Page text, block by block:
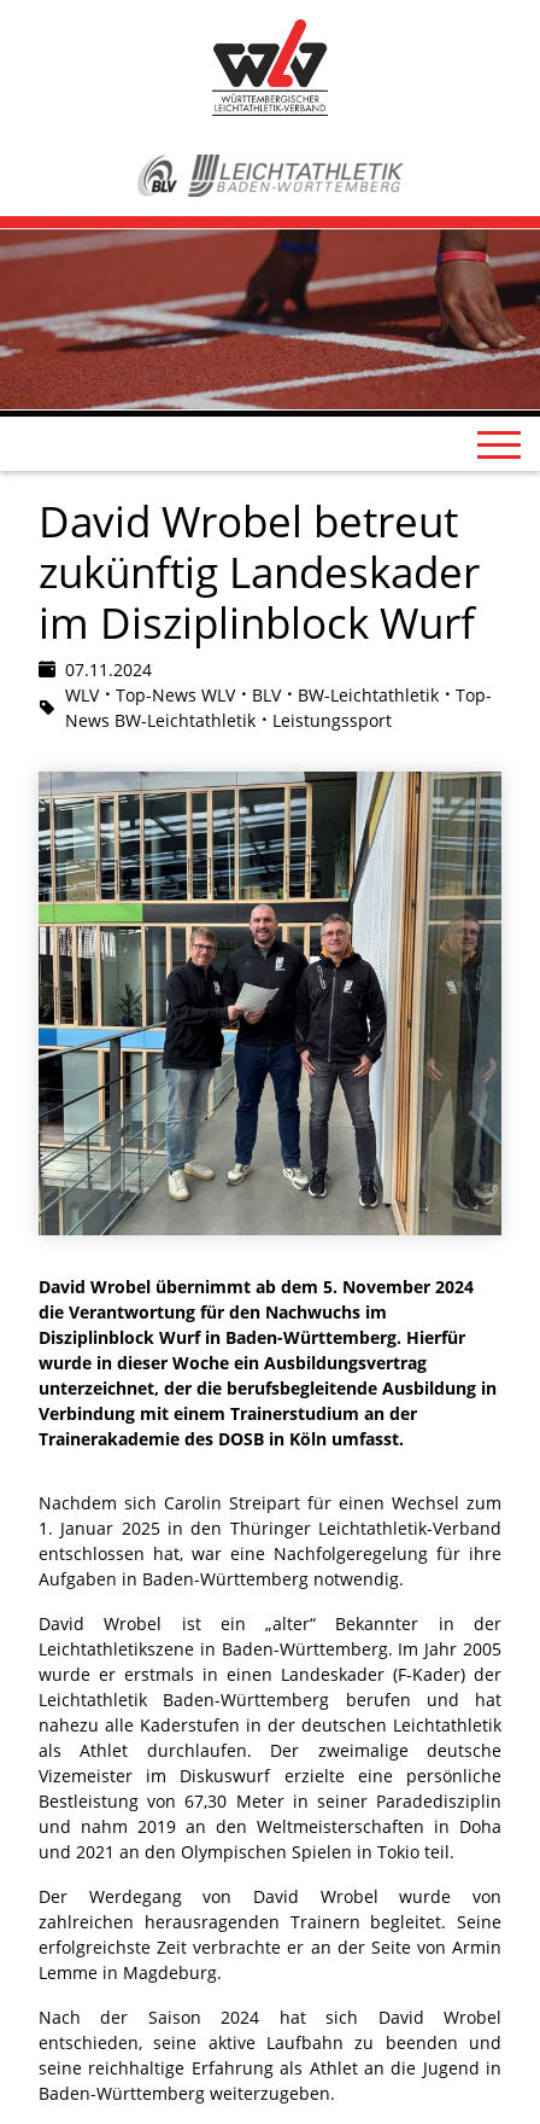
David Wrobel betreut
zukünftig Landeskader
im Disziplinblock Wurf
07.11.2024
WLV
Top-News WLV BLV BW-Leichtathletik
Top-
News BW-Leichtathletik
Leistungssport
David Wrobel übernimmt ab dem 5. November 2024
die Verantwortung für den Nachwuchs im
Disziplinblock Wurf in Baden-Württemberg. Hierfür
wurde in dieser Woche ein Ausbildungsvertrag
unterzeichnet, der die berufsbegleitende Ausbildung in
Verbindung mit einem Trainerstudium an der
Trainerakademie des DOSB in Köln umfasst.
Nachdem sich Carolin Streipart für einen Wechsel zum
1. Januar 2025 in den Thüringer Leichtathletik-Verband
entschlossen hat, war eine Nachfolgeregelung für ihre
Aufgaben in Baden-Württemberg notwendig.
David Wrobel ist ein „alter“ Bekannter in der
Leichtathletikszene in Baden-Württemberg. Im Jahr 2005
wurde er erstmals in einen Landeskader (F-Kader) der
Leichtathletik Baden-Württemberg berufen und hat
nahezu alle Kaderstufen in der deutschen Leichtathletik
als Athlet durchlaufen. Der zweimalige deutsche
Vizemeister im Diskuswurf erzielte eine persönliche
Bestleistung von 67,30 Meter in seiner Paradedisziplin
und nahm 2019 an den Weltmeisterschaften in Doha
und 2021 an den Olympischen Spielen in Tokio teil.
Der Werdegang von David Wrobel wurde von
zahlreichen herausragenden Trainern begleitet. Seine
erfolgreichste Zeit verbrachte er an der Seite von Armin
Lemme in Magdeburg.
Nach der Saison 2024 hat sich David Wrobel
entschieden, seine aktive Laufbahn zu beenden und
seine reichhaltige Erfahrung als Athlet an die Jugend in
Baden-Württemberg weiterzugeben.